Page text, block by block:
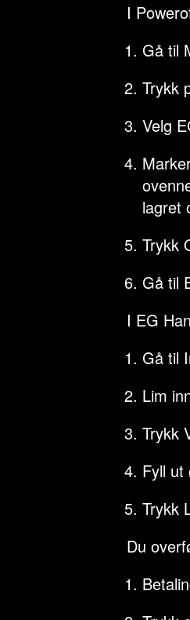
I
Gå til
Trykk
Velg
lagret
Trykk
Gå til
I EG
Gå til
Lim
Trykk
Fyll ut
Trykk
Du